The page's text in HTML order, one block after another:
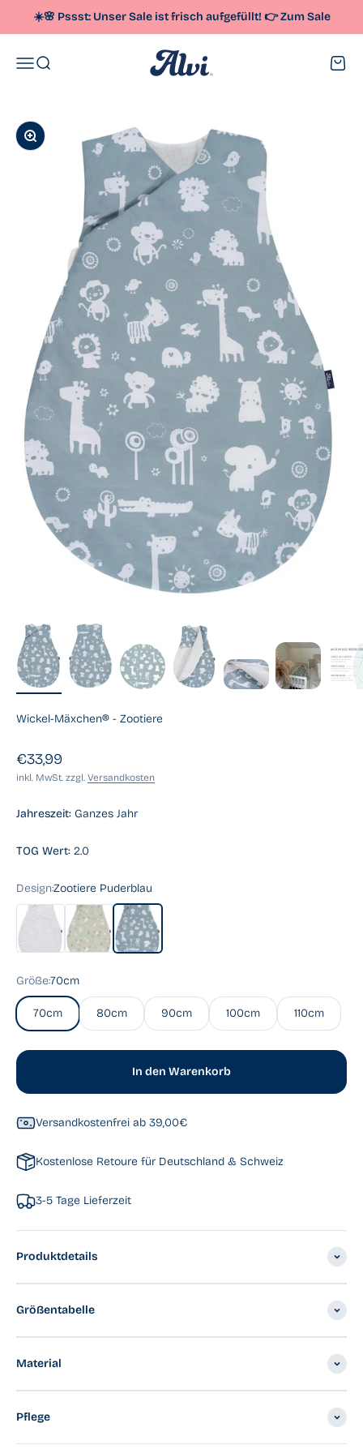
☀️🌸 Pssst: UnserSaleist frisch aufgefüllt! 👉 Zum Sale
MenüSuche Alvi
Bild vergrößern
Wickel-Mäxchen® - Zootiere
Angebot
€33,99
inkl. MwSt. zzgl. Versandkosten
Jahreszeit: Ganzes Jahr
TOG Wert: 2.0
Design:Zootiere Puderblau
Aqua Dot
Baby ForestZootiere Puderblau
Größe:70cm
70cm 80cm 90cm 100cm 110cm
In den Warenkorb
Versandkostenfrei ab 39,00€
Kostenlose Retoure für Deutschland & Schweiz
3-5 Tage Lieferzeit
Produktdetails
Größentabelle
Material
Pflege